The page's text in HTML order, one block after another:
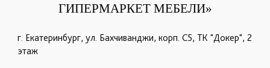
ГИПЕРМАРКЕТ МЕБЕЛИ»
г. Екатеринбург, ул. Бахчиванджи, корп. С5, ТК "Докер", 2
этаж